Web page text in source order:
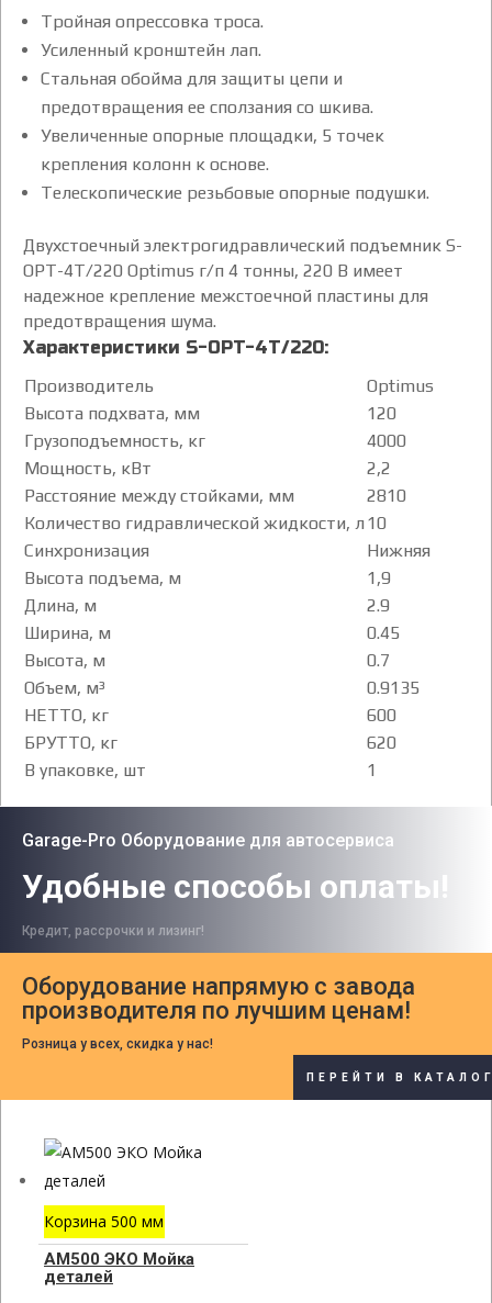
Тройная опрессовка троса.
Усиленный кронштейн лап.
Стальная обойма для защиты цепи и
предотвращения ее сползания со шкива.
Увеличенные опорные площадки, 5 точек
крепления колонн к основе.
Телескопические резьбовые опорные подушки.
Двухстоечный электрогидравлический подъемник S-
OPT-4T/220 Optimus г/п 4 тонны, 220 В имеет
надежное крепление межстоечной пластины для
предотвращения шума.
Характеристики S-OPT-4T/220:
Производитель
Optimus
Высота подхвата, мм
120
Грузоподъемность, кг
4000
Мощность, кВт
2,2
Расстояние между стойками, мм
2810
Количество гидравлической жидкости, л 10
Синхронизация
Нижняя
Высота подъема, м
1,9
Длина, м
2.9
Ширина, м
0.45
Высота, м
0.7
Объем, м³
0.9135
НЕТТО, кг
600
БРУТТО, кг
620
В упаковке, шт
1
Garage-Pro Оборудование для автосервиса
Удобные способы оплаты!
Кредит, рассрочки и лизинг!
Оборудование напрямую с завода
производителя по лучшим ценам!
Розница у всех, скидка у нас!
ПЕРЕЙТИ В
Корзина 500 мм
АМ500 ЭКО Мойка
деталей